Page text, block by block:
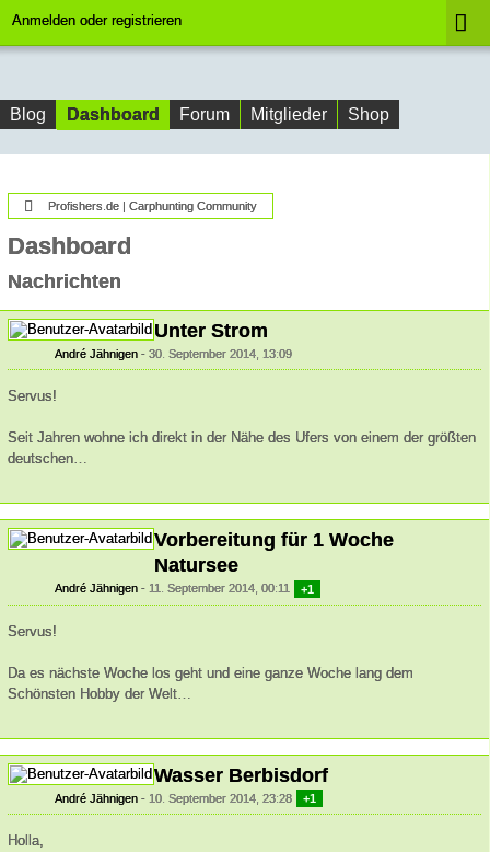
Anmelden oder registrieren
Blog Dashboard Forum Mitglieder Shop
Profishers.de | Carphunting Community
Dashboard
Nachrichten
Unter Strom
André Jähnigen 30. September 2014, 13:09
Servus!
Seit Jahren wohne ich direkt in der Nähe des Ufers von einem der größten
deutschen…
Vorbereitung für 1 Woche
Natursee
André Jähnigen 11. September 2014, 00:11 +1
Servus!
Da es nächste Woche los geht und eine ganze Woche lang dem
Schönsten Hobby der Welt…
Wasser Berbisdorf
André Jähnigen 10. September 2014, 23:28 +1
Holla,